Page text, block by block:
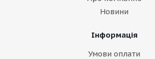
Новини
Інформація
Умови оплати